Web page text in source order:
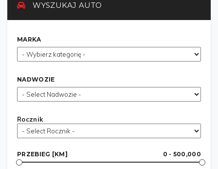
WYSZUKAJ AUTO
MARKA
NADWOZIE
Rocznik
PRZEBIEG [KM] 0 - 500,000